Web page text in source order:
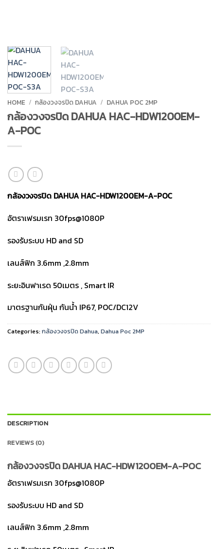
HOME / กล้องวงจรปิด DAHUA / DAHUA POC 2MP
กล้องวงจรปิด DAHUA HAC-HDW1200EM-
A-POC
กล้องวงจรปิด DAHUA HAC-HDW1200EM-A-POC
อัตราเฟรมเรท 30fps@1080P
รองรับระบบ HD and SD
เลนส์ฟิก 3.6mm ,2.8mm
ระยะอินฟาเรด 50เมตร , Smart IR
มาตรฐานกันฝุ่น กันน้ำ IP67, POC/DC12V
Categories:กล้องวงจรปิด Dahua, Dahua Poc 2MP
DESCRIPTION
REVIEWS (0)
กล้องวงจรปิด DAHUA HAC-HDW1200EM-A-POC
อัตราเฟรมเรท 30fps@1080P
รองรับระบบ HD and SD
เลนส์ฟิก 3.6mm ,2.8mm